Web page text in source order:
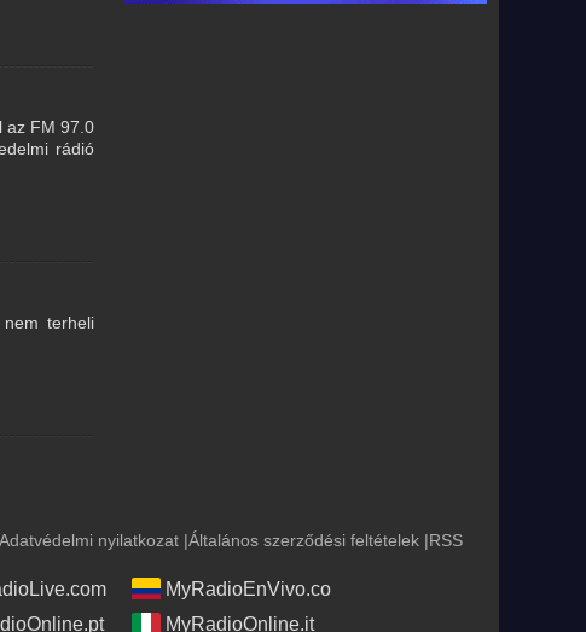
az FM 97.0
rádió
terheli
Adatvédelmi nyilatkozat |Általános szerződési feltételek |RSS
MyRadioEnVivo.co
MyRadioOnline.it